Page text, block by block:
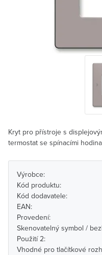
Kryt pro přístroje s
termostat se spínacími
Výrobce:
Kód produktu:
Kód dodavatele:
EAN:
Provedení:
Skenovatelný symbol /
Použití 2:
Vhodné pro tlačítkové